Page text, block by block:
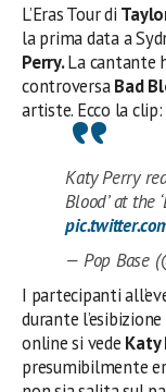
L’Eras Tour di
la prima data a
Perry.La cantante
controversaBad
artiste. Ecco la clip:
Katy Perry
Blood’ at the
— Pop Base
I partecipanti
durante l’esibizione
online si vede Katy
presumibilmente